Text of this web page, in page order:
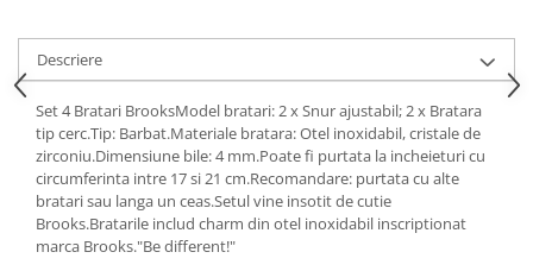
Descriere
Set 4 Bratari BrooksModel bratari: 2 x Snur ajustabil; 2 x Bratara
tip cerc.Tip: Barbat.Materiale bratara: Otel inoxidabil, cristale de
zirconiu.Dimensiune bile: 4 mm.Poate fi purtata la incheieturi cu
circumferinta intre 17 si 21 cm.Recomandare: purtata cu alte
bratari sau langa un ceas.Setul vine insotit de cutie
Brooks.Bratarile includ charm din otel inoxidabil inscriptionat
marca Brooks."Be different!"